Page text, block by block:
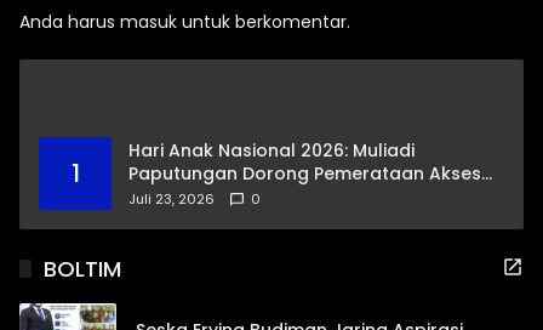
Anda harus masuk untuk berkomentar.
1
Hari Anak Nasional 2026: Muliadi
Paputungan Dorong Pemerataan Akses
Pendidikan dan Proteksi Digital Anak Sulut
Juli 23, 2026 0
BOLTIM